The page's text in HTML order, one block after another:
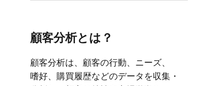
顧客分析とは？
顧客分析は、​顧客の​行動、​ニーズ、​
嗜好、​購買履歴などの​データを​収集・​